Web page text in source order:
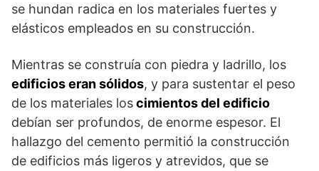
se hundan radica en los materiales fuertes y
elásticos empleados en su construcción.
Mientras se construía con piedra y ladrillo, los
edificios eran sólidos, y para sustentar el peso
de los materiales loscimientos del edificio
debían ser profundos, de enorme espesor. El
hallazgo del cemento permitió la construcción
de edificios más ligeros y atrevidos, que se